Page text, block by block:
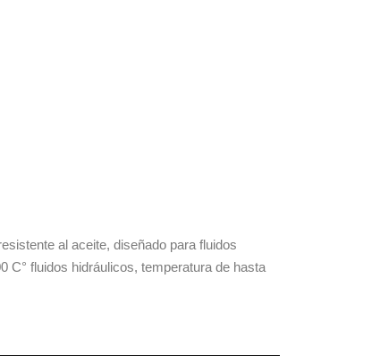
al aceite, diseñado para fluidos
C° fluidos hidráulicos, temperatura de hasta